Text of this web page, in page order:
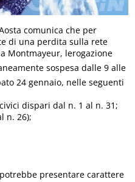
comunica che per
di una perdita sulla rete
Montmayeur, lerogazione
sospesa dalle 9 alle
24 gennaio, nelle seguenti
dispari dal n. 1 al n. 31;
n. 26);
presentare carattere